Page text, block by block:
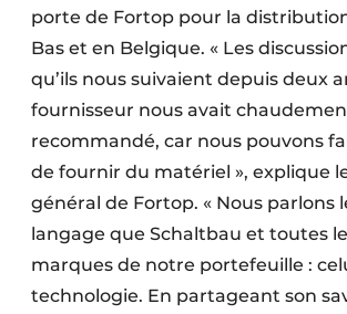
porte de Fortop pour la
Bas et en Belgique. « Les
qu’ils nous suivaient depuis deux
fournisseur nous avait
recommandé, car nous pouvons
de fournir du matériel », explique
général de Fortop. « Nous parlons
langage que Schaltbau et toutes
marques de notre portefeuille :
technologie. En partageant son